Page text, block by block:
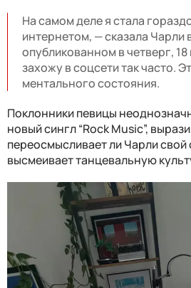
На самом деле я стала
интернетом, — сказала Чарли
опубликованном в четверг,
захожу в соцсети так часто.
ментального состояния.
Поклонники певицы
новый сингл “Rock Music”,
переосмысливает ли Чарли
высмеивает танцевальную